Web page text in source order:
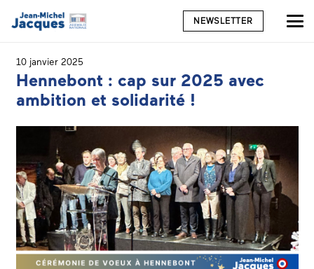
NEWSLETTER
10 janvier 2025
Hennebont : cap sur 2025 avec
ambition et solidarité !